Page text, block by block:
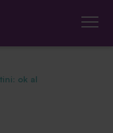
ok al